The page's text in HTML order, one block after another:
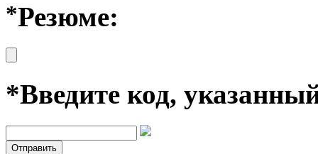
*Резюме:
*Введите код,
Отправить